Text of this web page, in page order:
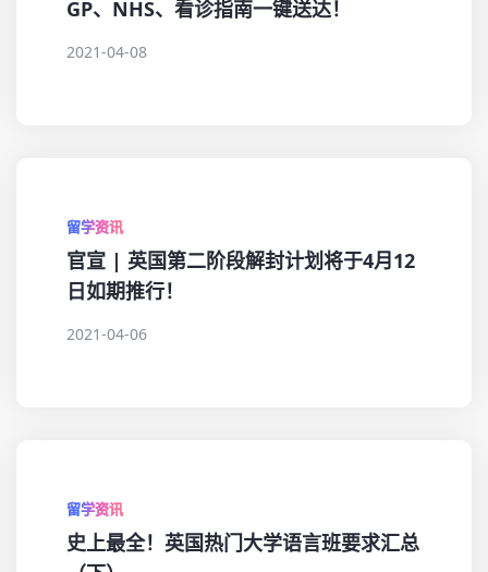
GP、NHS、看诊指南一键送达！
2021-04-08
留学资讯
官宣 | 英国第二阶段解封计划将于4月12
日如期推行！
2021-04-06
留学资讯
史上最全！英国热门大学语言班要求汇总